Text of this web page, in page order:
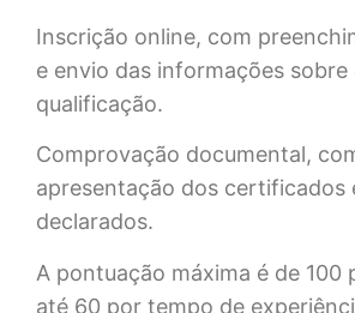
Inscrição online, com
e envio das informações sobre
qualificação.
Comprovação documental,
apresentação dos certificados
declarados.
A pontuação máxima é de 100
até 60 por tempo de